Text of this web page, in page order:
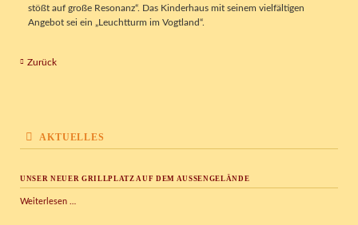
stößt auf große Resonanz“. Das Kinderhaus mit seinem vielfältigen
Angebot sei ein „Leuchtturm im Vogtland“.
Zurück
AKTUELLES
UNSER NEUER GRILLPLATZ AUF DEM AUSSENGELÄNDE
Weiterlesen …